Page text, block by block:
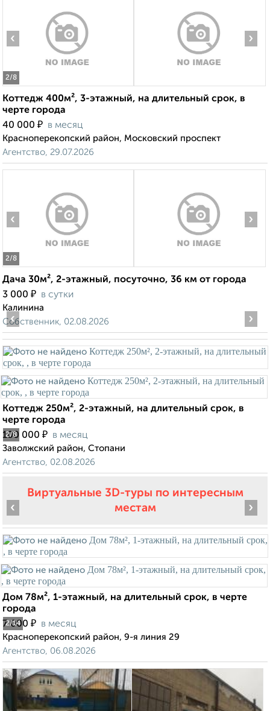
2/8
‹ ›
Коттедж 400м², 3-этажный, на длительный срок, в
черте города
40 000 ₽ в месяц
Красноперекопский район, Московский проспект
Агентство, 29.07.2026
2/8
‹ ›
Дача 30м², 2-этажный, посуточно, 36 км от города
3 000 ₽ в сутки
Калинина
Собственник, 02.08.2026
2/8
‹ ›
Коттедж 250м², 2-этажный, на длительный срок, в
черте города
100 000 ₽ в месяц
Заволжский район, Стопани
Агентство, 02.08.2026
Виртуальные 3D-туры по интересным
местам
2/14
‹ ›
Дом 78м², 1-этажный, на длительный срок, в черте
города
7 000 ₽ в месяц
Красноперекопский район, 9-я линия 29
Агентство, 06.08.2026